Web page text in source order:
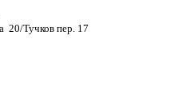
20/Тучков пер. 17